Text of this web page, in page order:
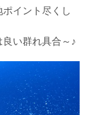
イント尽くし
い群れ具合～♪
りは禁止としま
則として緊急
ます。クジラは
がってしまう
くなる場合が多
さい。